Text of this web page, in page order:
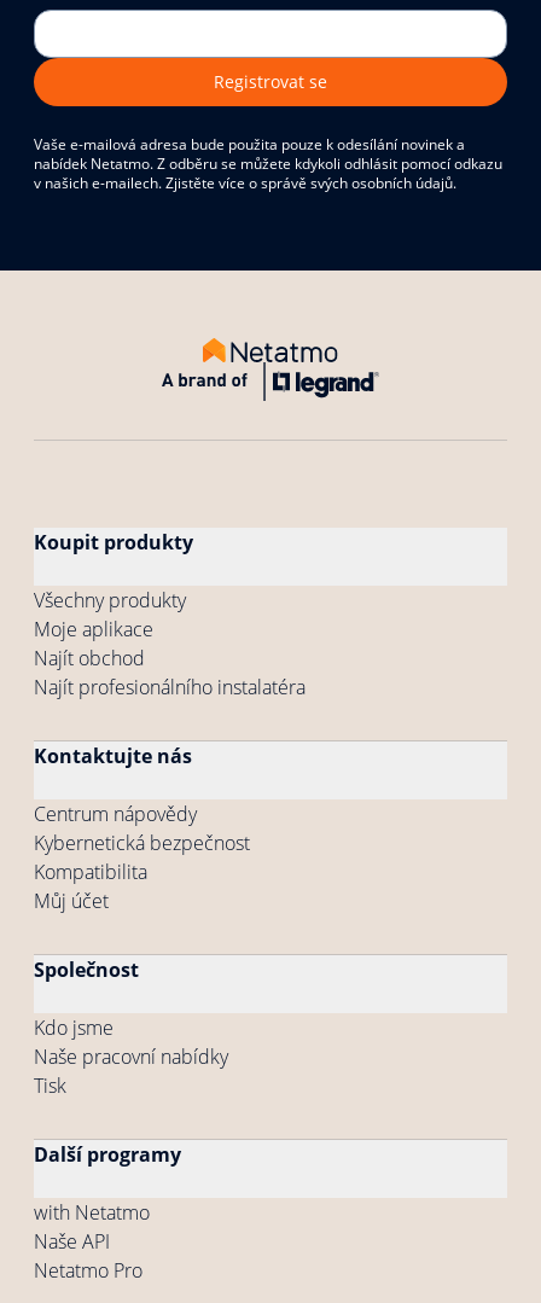
Registrovat se
Vaše e-mailová adresa bude použita pouze k odesílání novinek a
nabídek Netatmo. Z odběru se můžete kdykoli odhlásit pomocí odkazu
v našich e-mailech. Zjistěte více o správě svých osobních údajů.
Koupit produkty
Všechny produkty
Moje aplikace
Najít obchod
Najít profesionálního instalatéra
Kontaktujte nás
Centrum nápovědy
Kybernetická bezpečnost
Kompatibilita
Můj účet
Společnost
Kdo jsme
Naše pracovní nabídky
Tisk
Další programy
with Netatmo
Naše API
Netatmo Pro